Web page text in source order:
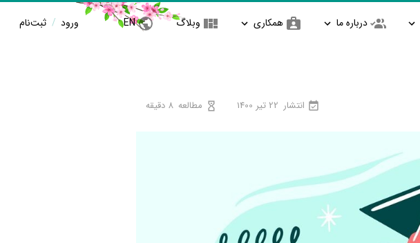
درباره ما همکاری وبلاگ EN ورود / ثبت‌نام
انتشار 22 تیر 1400 مطالعه 8 دقیقه